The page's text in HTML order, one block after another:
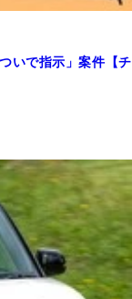
いで指示」案件【チ